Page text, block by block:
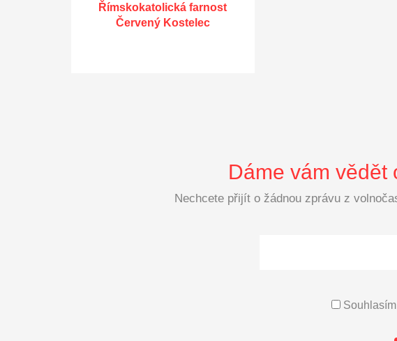
Římskokatolická farnost
Červený Kostelec
Dáme vám vědět
Nechcete přijít o žádnou zprávu z
Souhlasím